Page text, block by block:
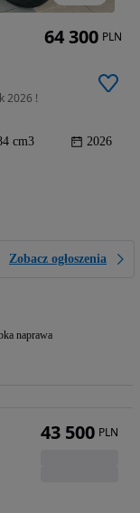
2026 !
cm3 2026
Zobacz ogłoszenia
naprawa
64 300 PLN
43 500 PLN